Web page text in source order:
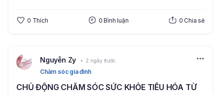
0 Thích 0 Bình luận 0 Chia sẻ
Nguyễn Zy 2 ngày trước
Chăm sóc gia đình
CHỦ ĐỘNG CHĂM SÓC SỨC KHỎE TIÊU HÓA TỪ